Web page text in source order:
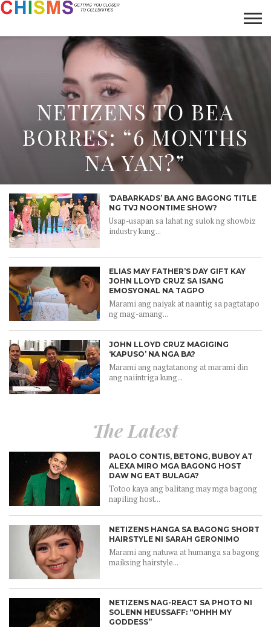
LIFESTYLE
GALLERY
ARTICLES
ABOUT
NETIZENS TO BEA
BORRES: “6 MONTHS
NA YAN?”
‘DABARKADS’ BA ANG BAGONG TITLE
NG TVJ NOONTIME SHOW?
Usap-usapan sa lahat ng sulok ng showbiz
industry kung...
ELIAS MAY FATHER’S DAY GIFT KAY
JOHN LLOYD CRUZ SA ISANG
EMOSYONAL NA TAGPO
Marami ang naiyak at naantig sa pagtatapo
ng mag-amang...
JOHN LLOYD CRUZ MAGIGING
‘KAPUSO’ NA NGA BA?
Marami ang nagtatanong at marami din
ang naiintriga kung...
The Latest
PAOLO CONTIS, BETONG, BUBOY AT
ALEXA MIRO MGA BAGONG HOST
DAW NG EAT BULAGA?
Totoo kaya ang balitang may mga bagong
napiling host...
NETIZENS HANGA SA BAGONG SHORT
HAIRSTYLE NI SARAH GERONIMO
Marami ang natuwa at humanga sa bagong
maiksing hairstyle...
NETIZENS NAG-REACT SA PHOTO NI
SOLENN HEUSSAFF: “OHHH MY
GODDESS”